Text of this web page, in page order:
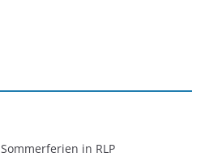
Sommerferien in RLP